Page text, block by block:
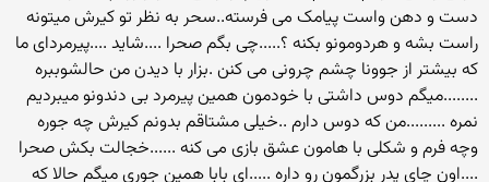
دست و دهن واست پیامک می فرسته..سحر به نظر تو کیرش میتونه
راست بشه و هردومونو بکنه ؟.....چی بگم صحرا ....شاید ....پیرمردای ما
که بیشتر از جوونا چشم چرونی می کنن .بزار با دیدن من حالشوببره
........میگم دوس داشتی با خودمون همین پیرمرد بی دندونو میبردیم
نمره .........من که دوس دارم ..خیلی مشتاقم بدونم کیرش چه جوره
وچه فرم و شکلی با هامون عشق بازی می کنه ......خجالت بکش صحرا
....اون چای پدر بزرگمون رو داره .....ای بابا همین جوری میگم حالا که